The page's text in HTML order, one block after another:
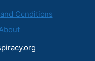
Conditions
About